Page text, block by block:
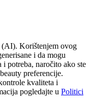
(AI). Korištenjem ovog
i da mogu
potreba, naročito ako ste
preferencije.
kvaliteta i
pogledajte u Politici